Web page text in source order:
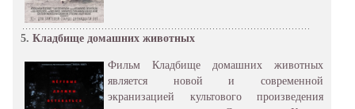
5. Кладбище домашних животных
Фильм Кладбище домашних животных
является новой и современной
экранизацией культового произведения